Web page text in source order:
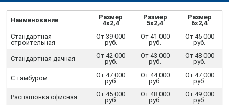
Наименование
Размер
4х2,4
Размер
5х2,4
Размер
6х2,4
Стандартная
строительная
От 39 000
руб.
От 41 000
руб.
От 45 000
руб.
Стандартная дачная
От 42 000
руб.
От 43 000
руб.
От 48 000
руб.
С тамбуром
От 47 000
руб.
От 44 000
руб.
От 47 000
руб.
Распашонка офисная
От 45 000
руб.
От 48 000
руб.
От 49 000
руб.